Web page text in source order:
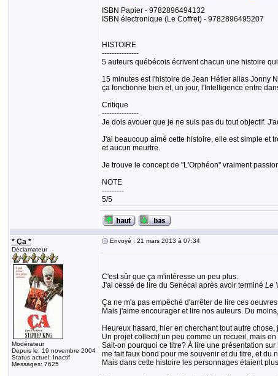
ISBN Papier - 9782896494132
ISBN électronique (Le Coffret) - 9782896495207
HISTOIRE
---------------
5 auteurs québécois écrivent chacun une histoire
15 minutes est l'histoire de Jean Hétier alias Jonny
ça fonctionne bien et, un jour, l'Intelligence entre
Critique
---------------
Je dois avouer que je ne suis pas du tout objectif.
J'ai beaucoup aimé cette histoire, elle est simple et
et aucun meurtre.
Je trouve le concept de "L'Orphéon" vraiment
NOTE
---------
5/5
* Ça *
Déclamateur
Modérateur
Depuis le: 19 novembre 2004
Status actuel: Inactif
Messages: 7625
Envoyé : 21 mars 2013 à 07:34
C'est sûr que ça m'intéresse un peu plus.
J'ai cessé de lire du Senécal après avoir terminé Le
Ça ne m'a pas empêché d'arrêter de lire ces
Mais j'aime encourager et lire nos auteurs. Du
Heureux hasard, hier en cherchant tout autre
Un projet collectif un peu comme un recueil, mais
Sait-on pourquoi ce titre? À lire une présentation
me fait faux bond pour me souvenir et du titre, et du
Mais dans cette histoire les personnages étaient